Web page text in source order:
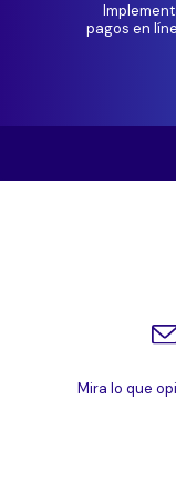
pagos en
Mira lo que